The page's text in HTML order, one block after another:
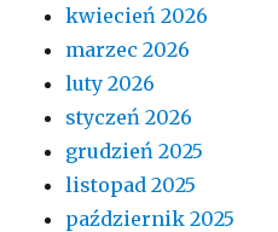
kwiecień 2026
marzec 2026
luty 2026
styczeń 2026
grudzień 2025
listopad 2025
październik 2025